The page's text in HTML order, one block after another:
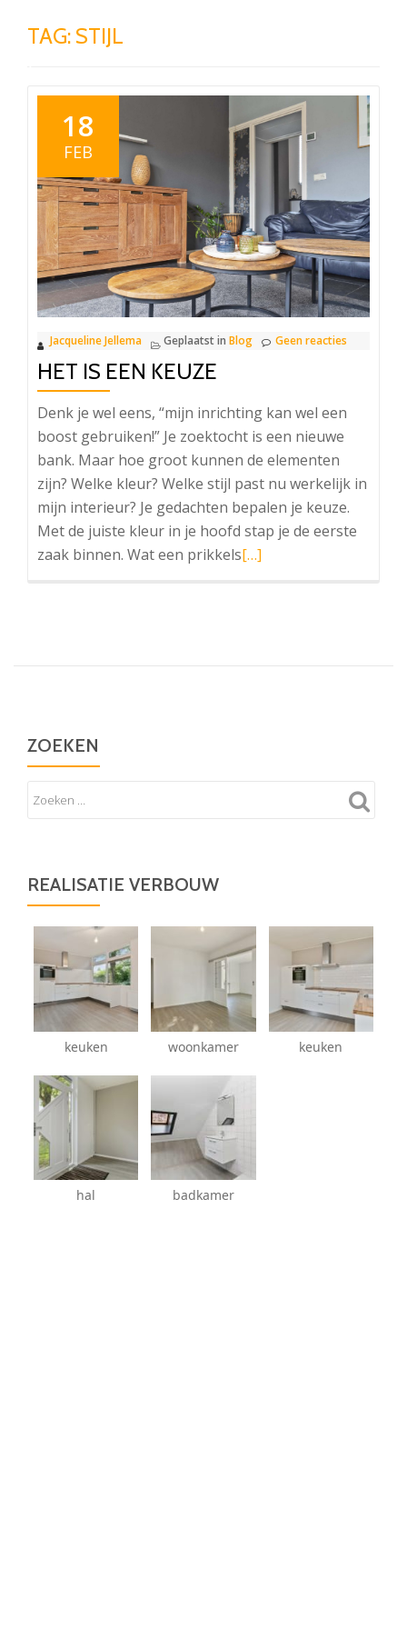
TAG: STIJL
18
FEB
Jacqueline Jellema Geplaatst in Blog Geen reacties
HET IS EEN KEUZE
Denk je wel eens, “mijn inrichting kan wel een
boost gebruiken!” Je zoektocht is een nieuwe
bank. Maar hoe groot kunnen de elementen
zijn? Welke kleur? Welke stijl past nu werkelijk in
mijn interieur? Je gedachten bepalen je keuze.
Met de juiste kleur in je hoofd stap je de eerste
zaak binnen. Wat een prikkelsLees
keuze
[…]
ZOEKEN
REALISATIE VERBOUW
keuken woonkamer keuken
hal badkamer